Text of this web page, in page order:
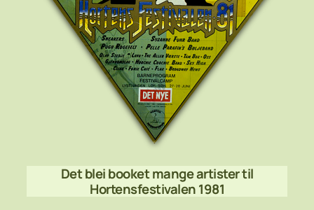
Det blei booket mange artister til
Hortensfestivalen 1981